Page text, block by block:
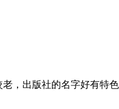
，出版社的名字好有特色